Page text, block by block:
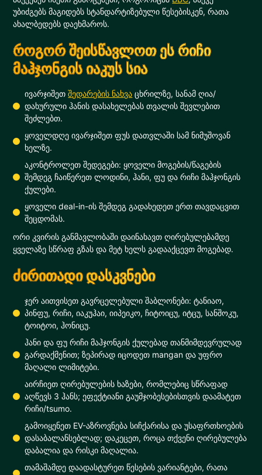
უბიძგებს მაგიდებს სტანდარტიზებული წესებისკენ, რათა
ახალბედებს დაეხმაროს.
როგორ შეისწავლოთ ეს რიჩი
მაჰჯონგის იაკუს სია
ივარჯიშეთშედარების ნახვა ცხრილზე, სანამ ღია/
დახურული ჰანის დასახელებას თვალის შევლებით
შეძლებთ.
ყოველდღე ივარჯიშეთ ფუს დათვლაში სამ ნიმუშოვან
ხელზე.
აკონტროლეთ შედეგები: ყოველი მოგების/წაგების
შემდეგ ჩაიწერეთ ლოდინი, ჰანი, ფუ და რიჩი მაჰჯონგის
ქულები.
ყოველი deal-in-ის შემდეგ გადახედეთ ერთ თავდაცვით
შეცდომას.
ორი კვირის განმავლობაში დაინახავთ ღირებულებამდე
ყველაზე სწრაფ გზას და მეტ ხელს გადააქცევთ მოგებად.
ძირითადი დასკვნები
ჯერ აითვისეთ გავრცელებული შაბლონები: ტანიაო,
პინფუ, რიჩი, იაკუჰაი, იიპეიკო, ჩიტოიცუ, იტცუ, სანშოკუ,
ტოიტოი, ჰონიცუ.
ჰანი და ფუ რიჩი მაჰჯონგის ქულებად თანმიმდევრულად
გარდაქმენით; ზეპირად იცოდეთ mangan და უფრო
მაღალი ლიმიტები.
აირჩიეთ ღირებულების ხაზები, რომლებიც სწრაფად
აღწევს 3 ჰანს; ეფექტიანი გაუმჯობესებისთვის დაამატეთ
რიჩი/tsumo.
გამოიყენეთ EV-აზროვნება სიჩქარისა და უსაფრთხოების
დასაბალანსებლად; დაკეცეთ, როცა თქვენი ღირებულება
დაბალია და რისკი მაღალია.
თამაშამდე დაადასტურეთ წესების ვარიანტები, რათა